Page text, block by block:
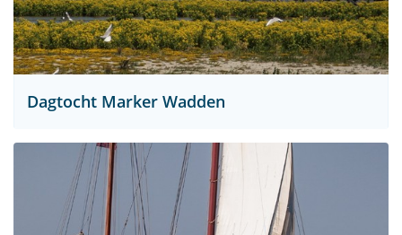
Dagtocht Marker Wadden